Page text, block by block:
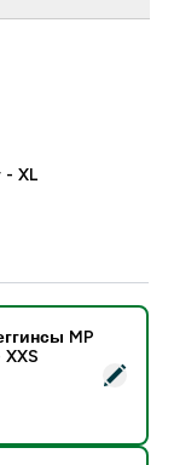
XL
Shape —
MP